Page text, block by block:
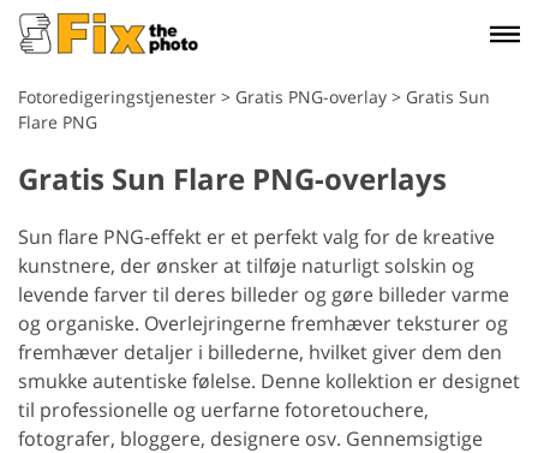
Fotoredigeringstjenester > Gratis PNG-overlay > Gratis Sun
Flare PNG
Gratis Sun Flare PNG-overlays
Sun flare PNG-effekt er et perfekt valg for de kreative
kunstnere, der ønsker at tilføje naturligt solskin og
levende farver til deres billeder og gøre billeder varme
og organiske. Overlejringerne fremhæver teksturer og
fremhæver detaljer i billederne, hvilket giver dem den
smukke autentiske følelse. Denne kollektion er designet
til professionelle og uerfarne fotoretouchere,
fotografer, bloggere, designere osv. Gennemsigtige